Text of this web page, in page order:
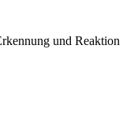
und Reaktion